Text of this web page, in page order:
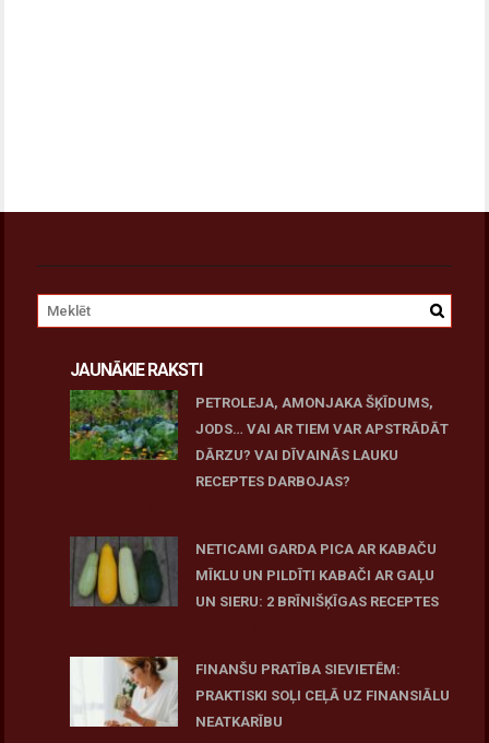
JAUNĀKIE RAKSTI
PETROLEJA, AMONJAKA ŠĶĪDUMS,
JODS… VAI AR TIEM VAR APSTRĀDĀT
DĀRZU? VAI DĪVAINĀS LAUKU
RECEPTES DARBOJAS?
NETICAMI GARDA PICA AR KABAČU
MĪKLU UN PILDĪTI KABAČI AR GAĻU
UN SIERU: 2 BRĪNIŠĶĪGAS RECEPTES
FINANŠU PRATĪBA SIEVIETĒM:
PRAKTISKI SOĻI CEĻĀ UZ FINANSIĀLU
NEATKARĪBU